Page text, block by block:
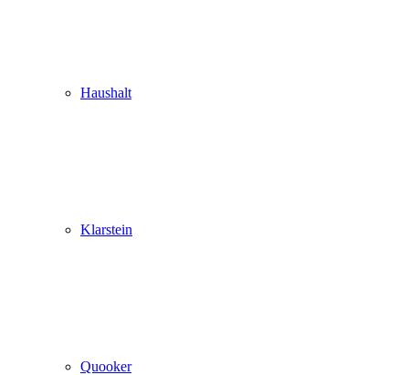
Haushalt
Klarstein
Quooker